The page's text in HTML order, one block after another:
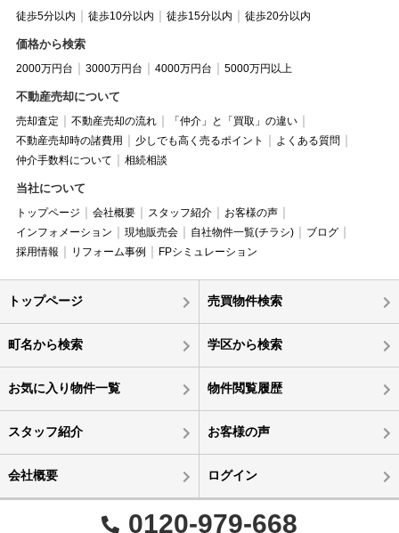
徒歩5分以内 徒歩10分以内 徒歩15分以内 徒歩20分以内
価格から検索
2000万円台 3000万円台 4000万円台 5000万円以上
不動産売却について
売却査定 不動産売却の流れ
「仲介」と「買取」の違い
不動産売却時の諸費用
少しでも高く売るポイント
よくある質問
仲介手数料について
相続相談
当社について
トップページ 会社概要 スタッフ紹介
お客様の声
インフォメーション
現地販売会 自社物件一覧(チラシ)
ブログ
採用情報
リフォーム事例 FPシミュレーション
トップページ 売買物件検索
町名から検索 学区から検索
お気に入り物件一覧 物件閲覧履歴
スタッフ紹介 お客様の声
会社概要 ログイン
0120-979-668